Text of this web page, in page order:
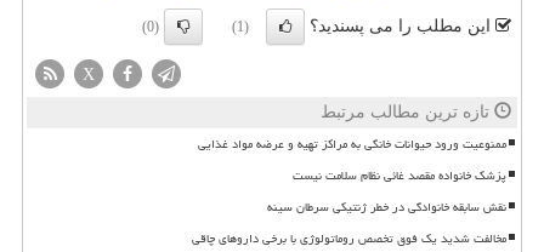
این مطلب را می پسندید؟ (1)
(0)
X
تازه ترین مطالب مرتبط
ممنوعیت ورود حیوانات خانگی به مراکز تهیه و عرضه مواد غذایی
پزشک خانواده مقصد غائی نظام سلامت نیست
نقش سابقه خانوادگی در خطر ژنتیکی سرطان سینه
مخالفت شدید یک فوق تخصص روماتولوژی با برخی داروهای چاقی